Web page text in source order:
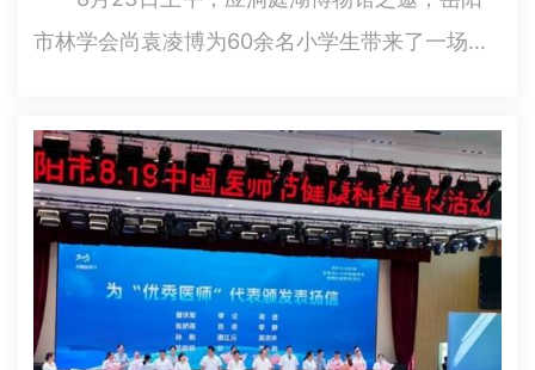
市林学会尚袁凌博为60余名小学生带来了一场题
们的暑假生活增添了一抹知识与趣味交织的亮
色。 活动伊始，自然教育导师尚袁凌博并没
有急于讲授深奥的知识，而…